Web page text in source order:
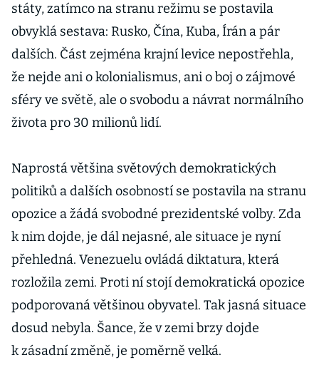
státy, zatímco na stranu režimu se postavila
obvyklá sestava: Rusko, Čína, Kuba, Írán a pár
dalších. Část zejména krajní levice nepostřehla,
že nejde ani o kolonialismus, ani o boj o zájmové
sféry ve světě, ale o svobodu a návrat normálního
života pro 30 milionů lidí.
Naprostá většina světových demokratických
politiků a dalších osobností se postavila na stranu
opozice a žádá svobodné prezidentské volby. Zda
k nim dojde, je dál nejasné, ale situace je nyní
přehledná. Venezuelu ovládá diktatura, která
rozložila zemi. Proti ní stojí demokratická opozice
podporovaná většinou obyvatel. Tak jasná situace
dosud nebyla. Šance, že v zemi brzy dojde
k zásadní změně, je poměrně velká.